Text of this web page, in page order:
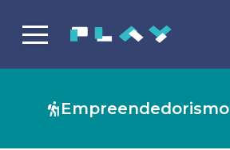
Empreendedorismo